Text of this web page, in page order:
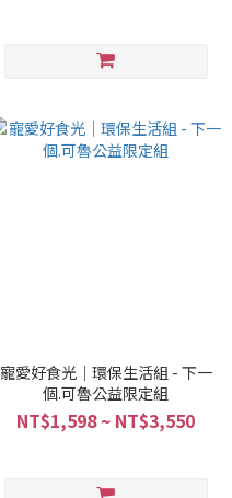
寵愛好食光｜環保生活組 - 下一
個.可魯公益限定組
NT$1,598 ~ NT$3,550